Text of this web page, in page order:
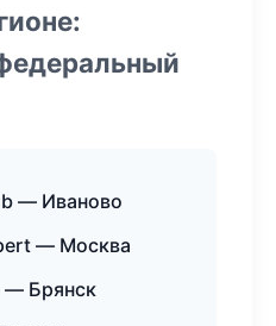
— Иваново
— Москва
— Брянск